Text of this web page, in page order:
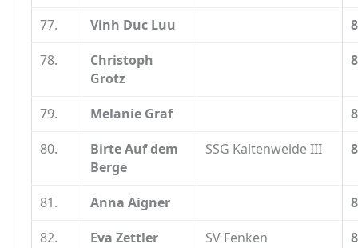
77.
Vinh Duc Luu
78.
Christoph
Grotz
79. Melanie Graf
80.
Birte Auf dem
Berge
SSG Kaltenweide III
81. Anna Aigner
82.
Eva Zettler SV Fenken